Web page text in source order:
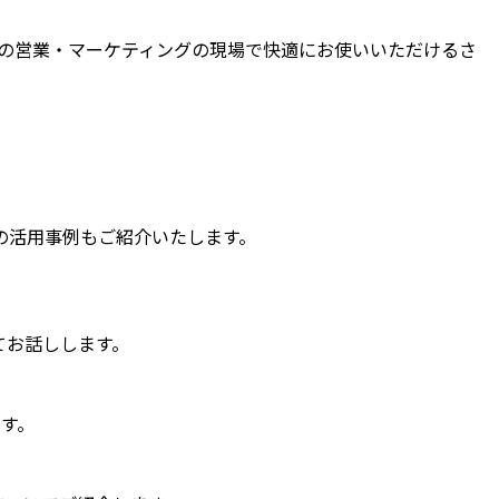
営業・マーケティングの現場で快適にお使いいただけるさ
用事例もご紹介いたします。
話しします。
。